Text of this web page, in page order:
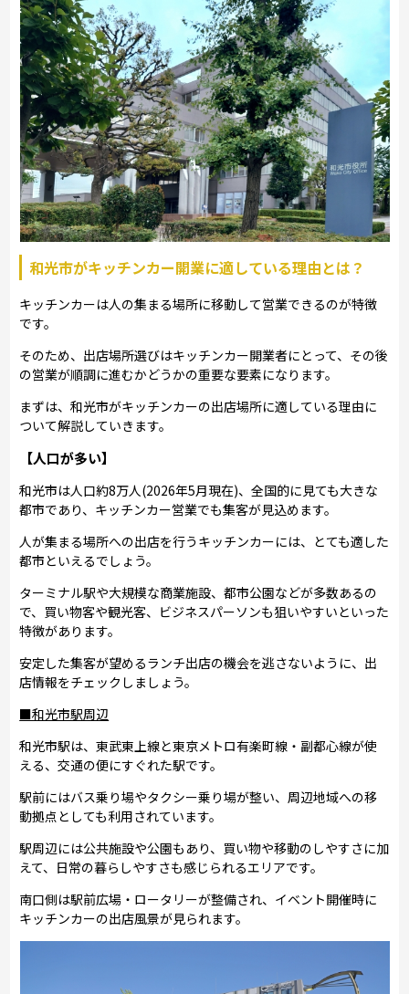
和光市がキッチンカー開業に適している理由とは？
キッチンカーは人の集まる場所に移動して営業できるのが特徴
です。
そのため、出店場所選びはキッチンカー開業者にとって、その後
の営業が順調に進むかどうかの重要な要素になります。
まずは、和光市がキッチンカーの出店場所に適している理由に
ついて解説していきます。
【人口が多い】
和光市は人口約8万人(2026年5月現在)、全国的に見ても大きな
都市であり、キッチンカー営業でも集客が見込めます。
人が集まる場所への出店を行うキッチンカーには、とても適した
都市といえるでしょう。
ターミナル駅や大規模な商業施設、都市公園などが多数あるの
で、買い物客や観光客、ビジネスパーソンも狙いやすいといった
特徴があります。
安定した集客が望めるランチ出店の機会を逃さないように、出
店情報をチェックしましょう。
■和光市駅周辺
和光市駅は、東武東上線と東京メトロ有楽町線・副都心線が使
える、交通の便にすぐれた駅です。
駅前にはバス乗り場やタクシー乗り場が整い、周辺地域への移
動拠点としても利用されています。
駅周辺には公共施設や公園もあり、買い物や移動のしやすさに加
えて、日常の暮らしやすさも感じられるエリアです。
南口側は駅前広場・ロータリーが整備され、イベント開催時に
キッチンカーの出店風景が見られます。